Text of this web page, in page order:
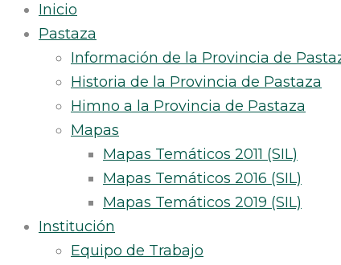
Inicio
Pastaza
Información de la Provincia de
Historia de la Provincia de Pastaza
Himno a la Provincia de Pastaza
Mapas
Mapas Temáticos 2011 (SIL)
Mapas Temáticos 2016 (SIL)
Mapas Temáticos 2019 (SIL)
Institución
Equipo de Trabajo